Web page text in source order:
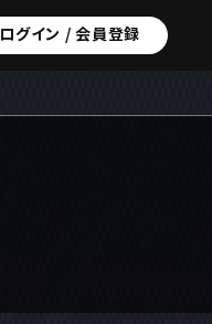
ログイン /会員登録